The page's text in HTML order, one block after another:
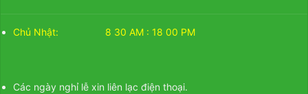
Chủ Nhật: 8 30 AM : 18 00 PM
Các ngày nghỉ lễ xin liên lạc điện thoại.